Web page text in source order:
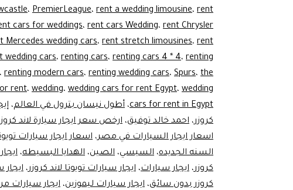
، PremierLeague، rent a wedding limousine، rent
cars for weddings، rent cars Wedding، rent Chrysler
Mercedes wedding cars، rent stretch limousines، rent
wedding cars، renting cars، renting cars 4 * 4، renting
، renting modern cars، renting wedding cars، Spurs، the
rent، wedding، wedding cars for rent Egypt، wedding
cars for rent in Egypt، أطول نيسان بترول في العالم،
كروزر، احمد خالد توفيق، ارخص سعر ايجار سيارة لاند
اسعار ايجار السيارات في مصر، اسعار ايجار سيارات
السنه الجديده، السيسي، الصين، الهدايا البسيطه،
كروزر، ايجار سيارات، ايجار سيارات تويوتا لاند كروزر، ايجار
كروزر بدون سائق، ايجار سيارات ليموزين، ايجار